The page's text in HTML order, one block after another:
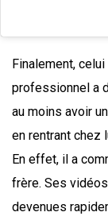
Finalement,
professionnel a
au moins avoir
en rentrant chez
En effet, il a
frère. Ses
devenues